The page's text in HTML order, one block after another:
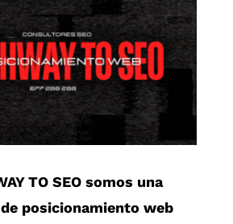
TO SEOsomos una
posicionamiento web